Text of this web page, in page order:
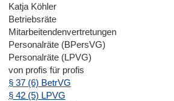
Katja Köhler
Betriebsräte
Mitarbeitendenvertretungen
Personalräte (BPersVG)
Personalräte (LPVG)
von profis für profis
§ 37 (6) BetrVG
§ 42 (5) LPVG